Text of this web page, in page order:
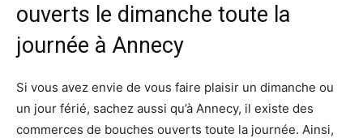
ouverts le dimanche toute la
journée à Annecy
Si vous avez envie de vous faire plaisir un dimanche ou
un jour férié, sachez aussi qu’à Annecy, il existe des
commerces de bouches ouverts toute la journée. Ainsi,